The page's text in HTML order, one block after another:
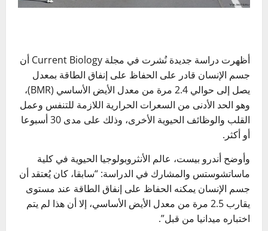
أظهرت دراسة جديدة نُشرت في مجلة Current Biology أن
جسم الإنسان قادر على الحفاظ على إنفاق الطاقة بمعدل
يصل إلى حوالي 2.4 مرة من معدل الأيض الأساسي (BMR)،
وهو الحد الأدنى من السعرات الحرارية اللازمة للتنفس وعمل
القلب والوظائف الحيوية الأخرى، وذلك على مدى 30 أسبوعا
أو أكثر.
وأوضح أندرو بيست، عالم الأنثروبولوجيا الحيوية في كلية
ماساتشوستس والمشارك في الدراسة: “سابقا، كان يُعتقد أن
جسم الإنسان يمكنه الحفاظ على إنفاق الطاقة عند مستوى
يقارب 2.5 مرة من معدل الأيض الأساسي، إلا أن هذا لم يتم
اختباره ميدانيا من قبل”.